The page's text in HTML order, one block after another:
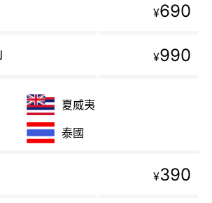
¥690
¥990
夏威夷
泰國
¥390